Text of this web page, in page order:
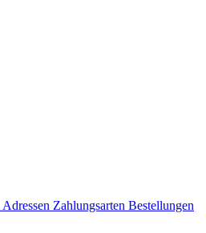
Adressen Zahlungsarten Bestellungen